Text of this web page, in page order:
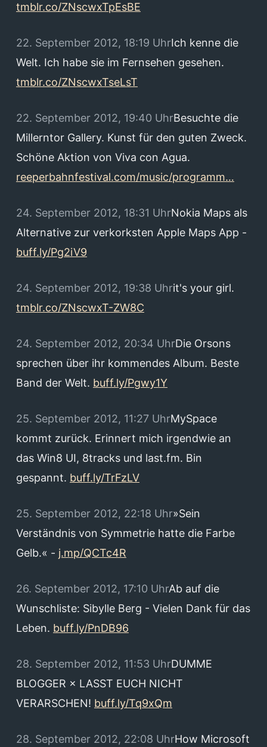
tmblr.co/ZNscwxTpEsBE
22. September 2012, 18:19 UhrIch kenne die
Welt. Ich habe sie im Fernsehen gesehen.
tmblr.co/ZNscwxTseLsT
22. September 2012, 19:40 UhrBesuchte die
Millerntor Gallery. Kunst für den guten Zweck.
Schöne Aktion von Viva con Agua.
reeperbahnfestival.com/music/programm…
24. September 2012, 18:31 UhrNokia Maps als
Alternative zur verkorksten Apple Maps App -
buff.ly/Pg2iV9
24. September 2012, 19:38 Uhrit's your girl.
tmblr.co/ZNscwxT-ZW8C
24. September 2012, 20:34 UhrDie Orsons
sprechen über ihr kommendes Album. Beste
Band der Welt. buff.ly/Pgwy1Y
25. September 2012, 11:27 UhrMySpace
kommt zurück. Erinnert mich irgendwie an
das Win8 UI, 8tracks und last.fm. Bin
gespannt. buff.ly/TrFzLV
25. September 2012, 22:18 Uhr»Sein
Verständnis von Symmetrie hatte die Farbe
Gelb.« - j.mp/QCTc4R
26. September 2012, 17:10 UhrAb auf die
Wunschliste: Sibylle Berg - Vielen Dank für das
Leben. buff.ly/PnDB96
28. September 2012, 11:53 UhrDUMME
BLOGGER × LASST EUCH NICHT
VERARSCHEN! buff.ly/Tq9xQm
28. September 2012, 22:08 UhrHow Microsoft